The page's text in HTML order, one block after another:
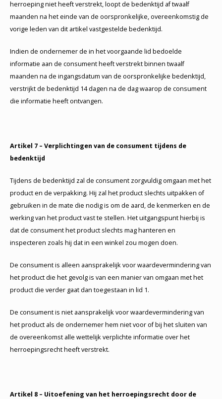
herroeping niet heeft verstrekt, loopt de bedenktijd af twaalf
maanden na het einde van de oorspronkelijke, overeenkomstig de
vorige leden van dit artikel vastgestelde bedenktijd.
Indien de ondernemer de in het voorgaande lid bedoelde
informatie aan de consument heeft verstrekt binnen twaalf
maanden na de ingangsdatum van de oorspronkelijke bedenktijd,
verstrijkt de bedenktijd 14 dagen na de dag waarop de consument
die informatie heeft ontvangen.
Artikel 7 – Verplichtingen van de consument tijdens de
bedenktijd
Tijdens de bedenktijd zal de consument zorgvuldig omgaan met het
product en de verpakking. Hij zal het product slechts uitpakken of
gebruiken in de mate die nodig is om de aard, de kenmerken en de
werking van het product vast te stellen. Het uitgangspunt hierbij is
dat de consument het product slechts mag hanteren en
inspecteren zoals hij dat in een winkel zou mogen doen.
De consument is alleen aansprakelijk voor waardevermindering van
het product die het gevolg is van een manier van omgaan met het
product die verder gaat dan toegestaan in lid 1.
De consument is niet aansprakelijk voor waardevermindering van
het product als de ondernemer hem niet voor of bij het sluiten van
de overeenkomst alle wettelijk verplichte informatie over het
herroepingsrecht heeft verstrekt.
Artikel 8 – Uitoefening van het herroepingsrecht door de